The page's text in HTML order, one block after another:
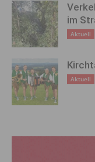
im
Aktuell
Aktuell